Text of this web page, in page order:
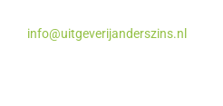
info@uitgeverijanderszins.nl